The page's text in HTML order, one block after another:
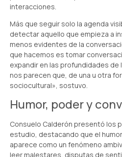
interacciones.
Más que seguir solo la agenda
detectar aquello que empieza a
menos evidentes de la
que hacemos es tomar
expandir en las profundidades de
nos parecen que, de una u otra
sociocultural», sostuvo.
Humor, poder y
Consuelo Calderón presentó los
estudio, destacando que el
aparece como un fenómeno
leer malestares, disputas de